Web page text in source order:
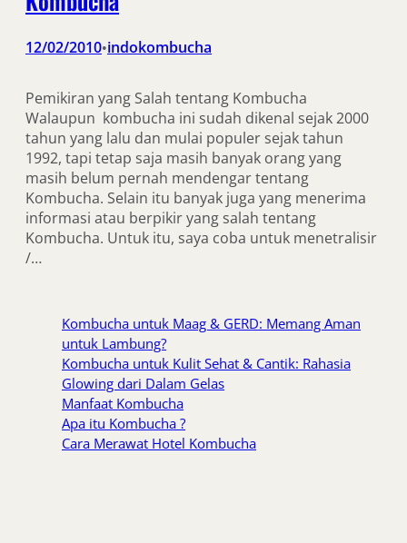
12/02/2010•indokombucha
Pemikiran yang Salah tentang Kombucha
Walaupun kombucha ini sudah dikenal sejak 2000
tahun yang lalu dan mulai populer sejak tahun
1992, tapi tetap saja masih banyak orang yang
masih belum pernah mendengar tentang
Kombucha. Selain itu banyak juga yang menerima
informasi atau berpikir yang salah tentang
Kombucha. Untuk itu, saya coba untuk menetralisir
/…
Kombucha untuk Maag & GERD: Memang Aman
untuk Lambung?
Kombucha untuk Kulit Sehat & Cantik: Rahasia
Glowing dari Dalam Gelas
Manfaat Kombucha
Apa itu Kombucha ?
Cara Merawat Hotel Kombucha